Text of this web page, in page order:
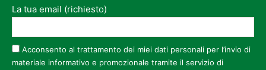
La tua email (richiesto)
Acconsento al trattamento dei miei dati personali per l’invio di
materiale informativo e promozionale tramite il servizio di